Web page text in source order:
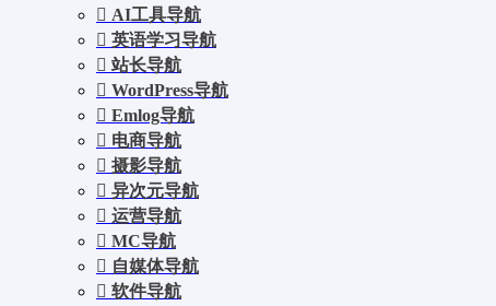
AI工具导航
英语学习导航
站长导航
WordPress导航
Emlog导航
电商导航
摄影导航
异次元导航
运营导航
MC导航
自媒体导航
软件导航